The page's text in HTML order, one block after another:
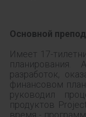
Основной
Имеет 17-
разработок,
финансовом
руководил
продуктов
время -